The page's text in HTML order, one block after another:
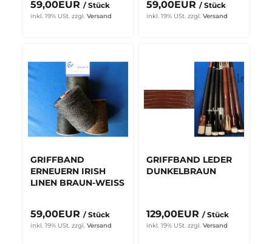
59,00EUR / Stück
inkl. 19% USt. zzgl. Versand
59,00EUR / Stück
inkl. 19% USt. zzgl. Versand
GRIFFBAND
ERNEUERN IRISH
LINEN BRAUN-WEISS
59,00EUR / Stück
inkl. 19% USt. zzgl. Versand
GRIFFBAND LEDER
DUNKELBRAUN
129,00EUR / Stück
inkl. 19% USt. zzgl. Versand